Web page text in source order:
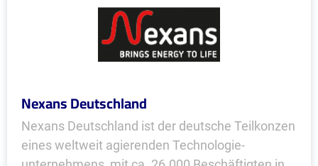
Nexans Deutschland
Nexans Deutschland ist der deutsche Teilkonzen
eines weltweit agierenden Technologie­